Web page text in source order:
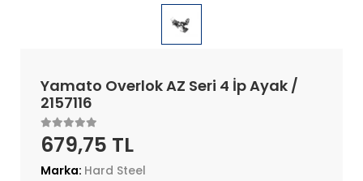
Yamato Overlok AZ Seri 4 İp Ayak /
2157116
679,75 TL
Marka: Hard Steel